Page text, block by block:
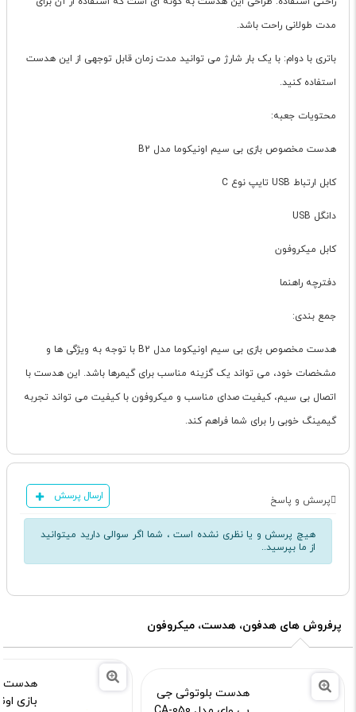
مدت طولانی راحت باشد.
باتری با دوام: با یک بار شارژ می توانید مدت زمان قابل توجهی از این هدست
استفاده کنید.
محتویات جعبه:
هدست مخصوص بازی بی سیم اونیکوما مدل B2
کابل ارتباط USB تایپ نوع C
دانگل USB
کابل میکروفون
دفترچه راهنما
جمع بندی:
هدست مخصوص بازی بی سیم اونیکوما مدل B2 با توجه به ویژگی ها و
مشخصات خود، می تواند یک گزینه مناسب برای گیمرها باشد. این هدست با
اتصال بی سیم، کیفیت صدای مناسب و میکروفون با کیفیت می تواند تجربه
گیمینگ خوبی را برای شما فراهم کند.
پرسش و پاسخ ارسال پرسش
هیچ پرسش و یا نظری نشده است ، شما اگر سوالی دارید میتوانید
از ما بپرسید..
پرفروش های هدفون، هدست، میکروفون
هدست بلوتوثی جی
بازی